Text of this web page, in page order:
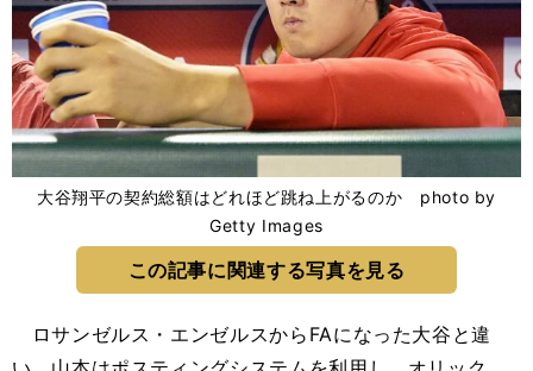
大谷翔平の契約総額はどれほど跳ね上がるのか photo by
Getty Images
この記事に関連する写真を見る
ロサンゼルス・エンゼルスからFAになった大谷と違